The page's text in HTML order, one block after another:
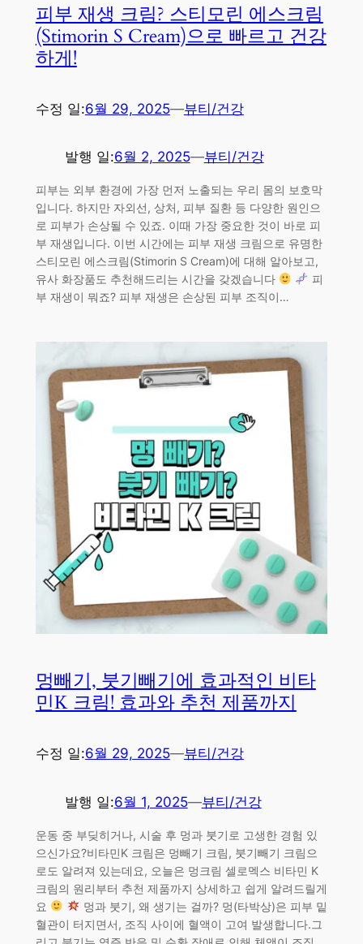
피부 재생 크림? 스티모린 에스크림
(Stimorin S Cream)으로 빠르고 건강
하게!
수정 일:6월 29, 2025—뷰티/건강
발행 일:6월 2, 2025—뷰티/건강
피부는 외부 환경에 가장 먼저 노출되는 우리 몸의 보호막
입니다. 하지만 자외선, 상처, 피부 질환 등 다양한 원인으
로 피부가 손상될 수 있죠. 이때 가장 중요한 것이 바로 피
부 재생입니다. 이번 시간에는 피부 재생 크림으로 유명한
스티모린 에스크림(Stimorin S Cream)에 대해 알아보고,
유사 화장품도 추천해드리는 시간을 갖겠습니다
피
부 재생이 뭐죠? 피부 재생은 손상된 피부 조직이…
멍빼기, 붓기빼기에 효과적인 비타
민K 크림! 효과와 추천 제품까지
수정 일:6월 29, 2025—뷰티/건강
발행 일:6월 1, 2025—뷰티/건강
운동 중 부딪히거나, 시술 후 멍과 붓기로 고생한 경험 있
으신가요?비타민K 크림은 멍빼기 크림, 붓기빼기 크림으
로도 알려져 있는데요, 오늘은 멍크림 셀로멕스 비타민 K
크림의 원리부터 추천 제품까지 상세하고 쉽게 알려드릴게
요
멍과 붓기, 왜 생기는 걸까? 멍(타박상)은 피부 밑
혈관이 터지면서, 조직 사이에 혈액이 고여 발생합니다.그